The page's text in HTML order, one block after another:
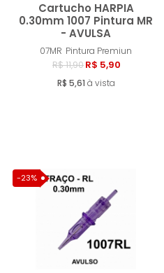
Cartucho HARPIA
0.30mm 1007 Pintura MR
- AVULSA
07MR Pintura Premiun
R$ 11,90R$ 5,90
R$ 5,61 à vista
-23%